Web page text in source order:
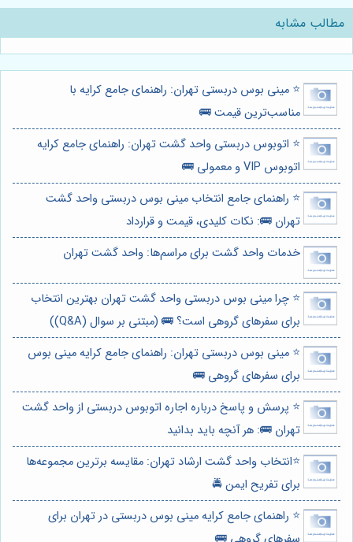
مطالب مشابه
⭐️ مینی بوس دربستی تهران: راهنمای جامع کرایه با
مناسب‌ترین قیمت 🚌
⭐️ اتوبوس دربستی واحد گشت تهران: راهنمای جامع کرایه
اتوبوس VIP و معمولی 🚌
⭐️ راهنمای جامع انتخاب مینی بوس دربستی واحد گشت
تهران 🚌: نکات کلیدی، قیمت و قرارداد
خدمات واحد گشت برای مراسم‌ها: واحد گشت تهران
⭐️ چرا مینی بوس دربستی واحد گشت تهران بهترین انتخاب
برای سفرهای گروهی است؟ 🚌 (مبتنی بر سوال (Q&A))
⭐️ مینی بوس دربستی تهران: راهنمای جامع کرایه مینی بوس
برای سفرهای گروهی 🚌
⭐️ پرسش و پاسخ درباره اجاره اتوبوس دربستی از واحد گشت
تهران 🚌: هر آنچه باید بدانید
⭐️انتخاب واحد گشت ارشاد تهران: مقایسه برترین مجموعه‌ها
برای تفریح ایمن 🚔
⭐️ راهنمای جامع کرایه مینی بوس دربستی در تهران برای